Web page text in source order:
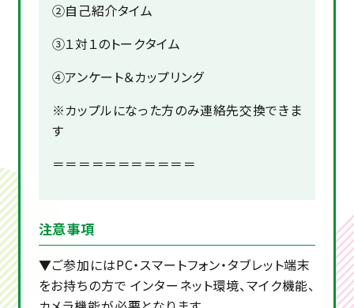
②自己紹介タイム
③１対１のトークタイム
④アンケート＆カップリング
※カップルになった方のみ連絡先交換できま
す
＝＝＝＝＝＝＝＝＝＝＝
注意事項
▼ご参加にはPC・スマートフォン・タブレット端末
をお持ちの方で インターネット環境、マイク機能、